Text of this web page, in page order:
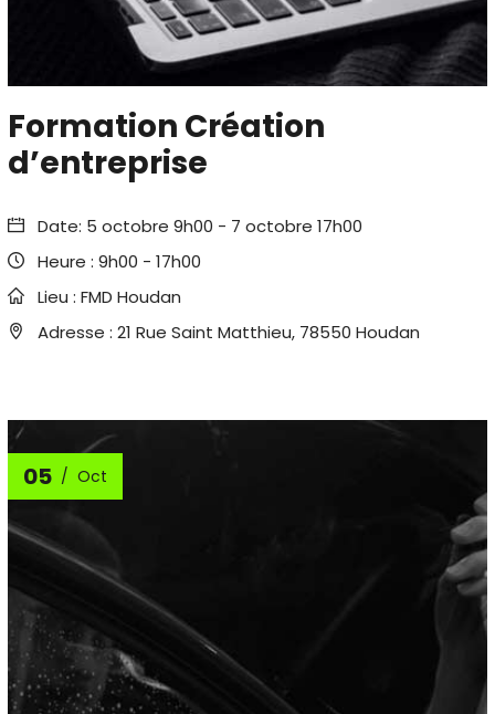
Formation Création
d’entreprise
Date: 5 octobre 9h00 - 7 octobre 17h00
Heure : 9h00 - 17h00
Lieu : FMD Houdan
Adresse : 21 Rue Saint Matthieu, 78550 Houdan
05 Oct